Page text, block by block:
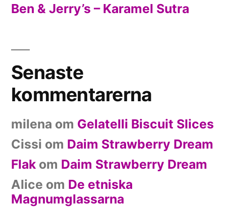
Ben & Jerry’s – Karamel Sutra
Senaste
kommentarerna
milena om Gelatelli Biscuit Slices
Cissi om Daim Strawberry Dream
Flak om Daim Strawberry Dream
Alice om De etniska
Magnumglassarna